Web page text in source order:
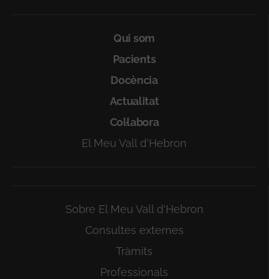
Qui som
Pacients
Docència
Actualitat
Col·labora
El Meu Vall d'Hebron
Sobre El Meu Vall d'Hebron
Consultes externes
Tràmits
Professionals